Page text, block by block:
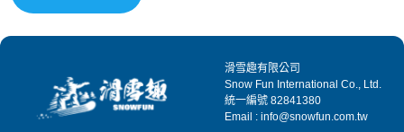
滑雪趣有限公司
Snow Fun International Co., Ltd.
統一編號 82841380
Email : info@snowfun.com.tw